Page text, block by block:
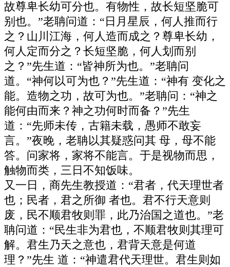
故尊卑长幼可分也。有物性，故长短坚脆可
别也。”老聃问道：“日月星辰，何人推而行
之？山川江海，何人造而成之？尊卑长幼，
何人定而分之？长短坚脆，何人划而别
之？”先生道：“皆神所为也。”老聃问
道。“神何以可为也？”先生道：“神有 变化之
能。造物之功，故可为也。”老聃问：“神之
能何由而来？神之功何时而备？”先生
道：“先师未传，古籍未载，愚师不敢妄
言。”夜晚，老聃以其疑惑问其 母，母不能
答。问家将，家将不能言。于是视物而思，
触物而类，三日不知饭味。
又一日，商先生教授道：“君者，代天理世者
也；民者，君之所御 者也。君不行天意则
废，民不顺君牧则罪，此乃治国之道也。”老
聃问道：“民生非为君也，不顺君牧则其理可
解。君生乃天之意也，君背天意是何道
理？”先生 道：“神遣君代天理世。君生则如